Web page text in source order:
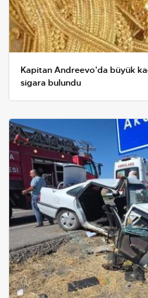
Kapitan Andreevo'da büyük
sigara bulundu